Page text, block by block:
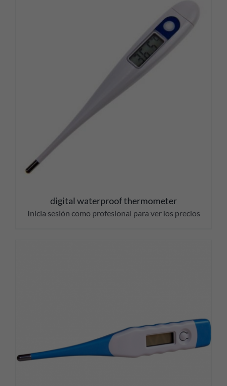
digital waterproof thermometer
Inicia sesión como profesional para ver los precios